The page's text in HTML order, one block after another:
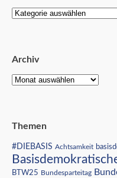
Archiv
Themen
#DIEBASIS Achtsamkeit
BTW25 Bundesparteitag